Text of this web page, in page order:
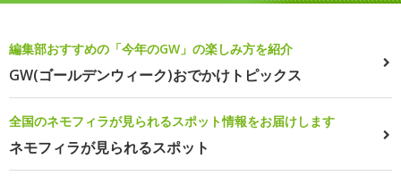
編集部おすすめの「今年のGW」の楽しみ方を紹介
GW(ゴールデンウィーク)おでかけトピックス
全国のネモフィラが見られるスポット情報をお届けします
ネモフィラが見られるスポット